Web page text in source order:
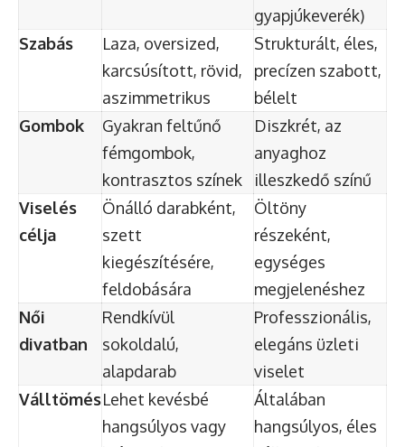
gyapjúkeverék)
Szabás
Laza, oversized,
karcsúsított, rövid,
aszimmetrikus
Strukturált, éles,
precízen szabott,
bélelt
Gombok
Gyakran feltűnő
fémgombok,
kontrasztos színek
Diszkrét, az
anyaghoz
illeszkedő színű
Viselés
célja
Önálló darabként,
szett
kiegészítésére,
feldobására
Öltöny
részeként,
egységes
megjelenéshez
Női
divatban
Rendkívül
sokoldalú,
alapdarab
Professzionális,
elegáns üzleti
viselet
VálltömésLehet kevésbé
hangsúlyos vagy
Általában
hangsúlyos, éles